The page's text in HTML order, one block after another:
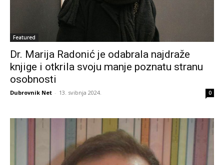
Featured
Dr. Marija Radonić je odabrala najdraže
knjige i otkrila svoju manje poznatu stranu
osobnosti
Dubrovnik Net - 13. svibnja 2024. 0